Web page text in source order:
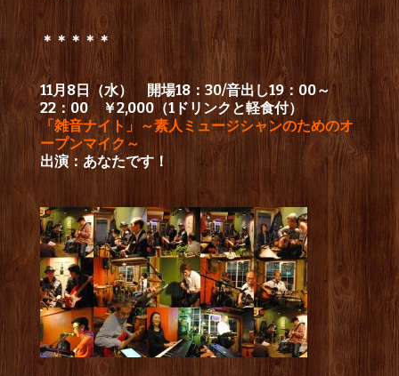
＊＊＊＊＊
11月8日（水） 開場18：30/音出し19：00～
22：00 ￥2,000（1ドリンクと軽食付）
「雑音ナイト」～素人ミュージシャンのためのオ
ープンマイク～
出演：あなたです！